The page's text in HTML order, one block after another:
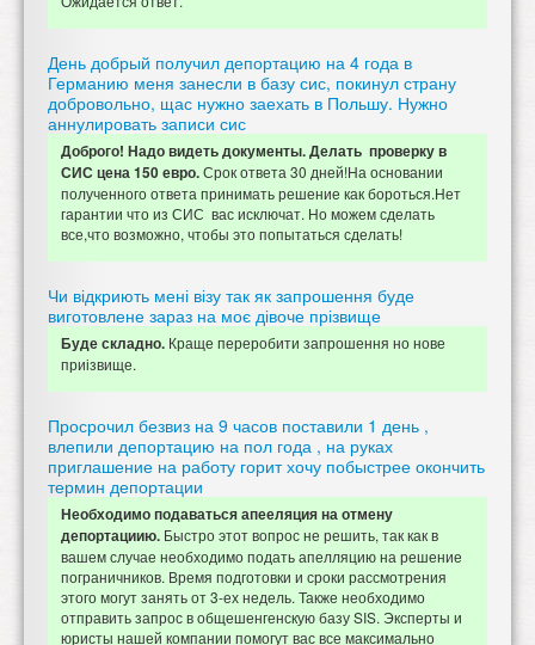
День добрый получил депортацию на 4 года в
Германию меня занесли в базу сис, покинул страну
добровольно, щас нужно заехать в Польшу. Нужно
аннулировать записи сис
Доброго! Надо видеть документы. Делать проверку в
СИС цена 150 евро.Срок ответа 30 дней!На основании
полученного ответа принимать решение как бороться.Нет
гарантии что из СИС вас исключат. Но можем сделать
все,что возможно, чтобы это попытаться сделать!
Чи відкриють мені візу так як запрошення буде
виготовлене зараз на моє дівоче прізвище
Буде складно. Краще переробити запрошення но нове
приізвище.
Просрочил безвиз на 9 часов поставили 1 день ,
влепили депортацию на пол года , на руках
приглашение на работу горит хочу побыстрее окончить
термин депортации
Необходимо подаваться апееляция на отмену
депортациию. Быстро этот вопрос не решить, так как в
вашем случае необходимо подать апелляцию на решение
пограничников. Время подготовки и сроки рассмотрения
этого могут занять от 3-ех недель. Также необходимо
отправить запрос в общешенгенскую базу SIS. Эксперты и
юристы нашей компании помогут вас все максимально